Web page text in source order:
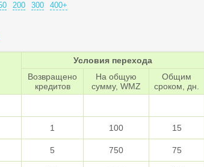
200 300
400+
Условия перехода
Возвращено
кредитов
На общую
сумму, WMZ
Общим
сроком, дн.
1 100
15
5 750
75